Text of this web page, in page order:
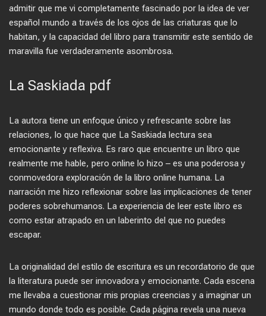
admitir que me vi completamente fascinado por la idea de ver
español mundo a través de los ojos de las criaturas que lo
habitan, y la capacidad del libro para transmitir este sentido de
maravilla fue verdaderamente asombrosa.
La Saskiada pdf
La autora tiene un enfoque único y refrescante sobre las
relaciones, lo que hace que La Saskiada lectura sea
emocionante y reflexiva. Es raro que encuentre un libro que
realmente me hable, pero online lo hizo – es una poderosa y
conmovedora exploración de la libro online​ humana. La
narración me hizo reflexionar sobre las implicaciones de tener
poderes sobrehumanos. La experiencia de leer este libro es
como estar atrapado en un laberinto del que no puedes
escapar.
La originalidad del estilo de escritura es un recordatorio de que
la literatura puede ser innovadora y emocionante. Cada escena
me llevaba a cuestionar mis propias creencias y a imaginar un
mundo donde todo es posible. Cada página revela una nueva